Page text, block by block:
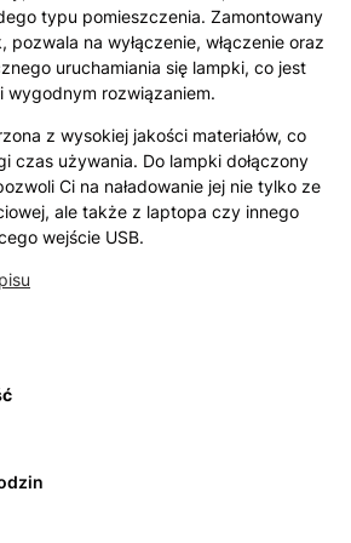
typu pomieszczenia. Zamontowany
na wyłączenie, włączenie oraz
uruchamiania się lampki, co jest
rozwiązaniem.
z wysokiej jakości materiałów, co
czas używania. Do lampki dołączony
Ci na naładowanie jej nie tylko ze
ale także z laptopa czy innego
wejście USB.